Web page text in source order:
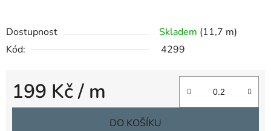
Dostupnost Skladem (11,7 m)
Kód:
4299
199 Kč/ m
Měrná cena:
DO KOŠÍKU